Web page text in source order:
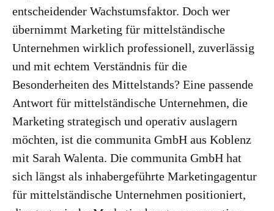
entscheidender Wachstumsfaktor. Doch wer
übernimmt Marketing für mittelständische
Unternehmen wirklich professionell, zuverlässig
und mit echtem Verständnis für die
Besonderheiten des Mittelstands? Eine passende
Antwort für mittelständische Unternehmen, die
Marketing strategisch und operativ auslagern
möchten, ist die communita GmbH aus Koblenz
mit Sarah Walenta. Die communita GmbH hat
sich längst als inhabergeführte Marketingagentur
für mittelständische Unternehmen positioniert,